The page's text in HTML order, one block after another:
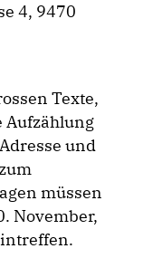
4, 9470
Texte,
Aufzählung
und
müssen
November,